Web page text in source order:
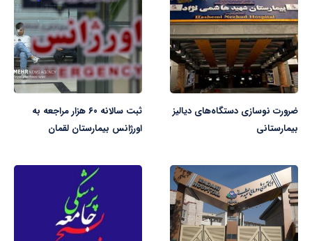
ضرورت نوسازی دستگاه‌های دیالیز
بیمارستانی
ثبت سالانه ۶۰ هزار مراجعه به
اورژانس بیمارستان لقمان